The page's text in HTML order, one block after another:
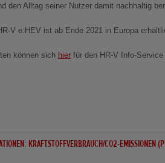
den Alltag seiner Nutzer damit nachhaltig
V e:HEV ist ab Ende 2021 in Europa
können sich hier für den HR-V Info-Service
KRAFTSTOFFVERBRAUCH/CO2-EMISSIONEN